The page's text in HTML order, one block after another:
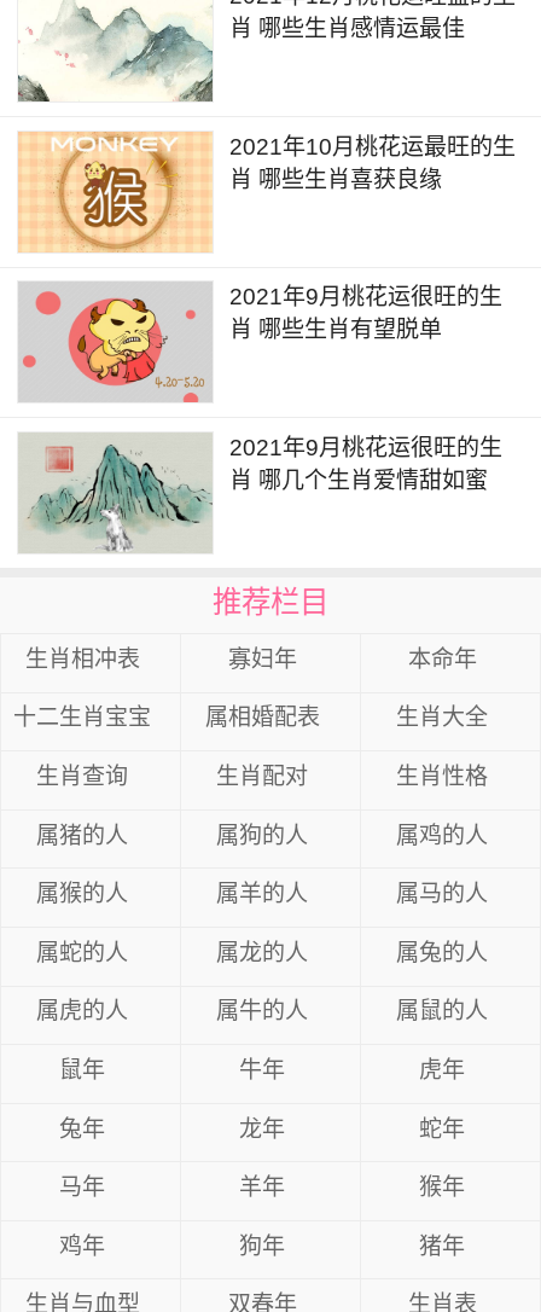
肖 哪些生肖感情运最佳
2021年10月桃花运最旺的生
肖 哪些生肖喜获良缘
2021年9月桃花运很旺的生
肖 哪些生肖有望脱单
2021年9月桃花运很旺的生
肖 哪几个生肖爱情甜如蜜
推荐栏目
生肖相冲表 寡妇年 本命年
十二生肖宝宝 属相婚配表 生肖大全
生肖查询 生肖配对 生肖性格
属猪的人 属狗的人 属鸡的人
属猴的人 属羊的人 属马的人
属蛇的人 属龙的人 属兔的人
属虎的人 属牛的人 属鼠的人
鼠年 牛年 虎年
兔年 龙年 蛇年
马年 羊年 猴年
鸡年 狗年 猪年
生肖与血型 双春年 生肖表